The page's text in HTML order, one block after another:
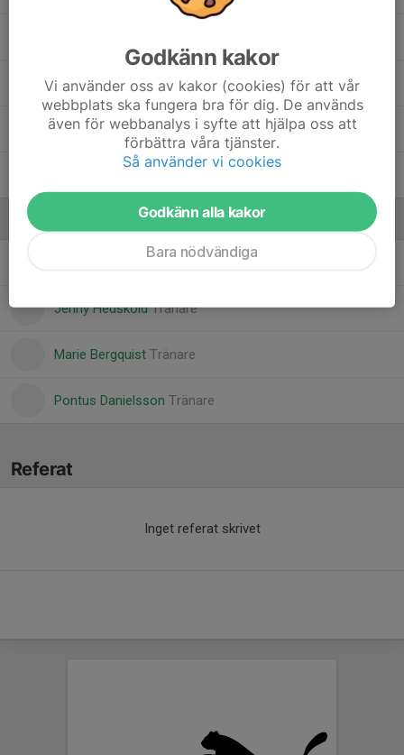
Noel Baranterjus
Tin Maasovi
Ledare
Anders BergquistTränare
Jenny HedsköldTränare
Marie Bergquist Tränare
Pontus Danielsson Tränare
Referat
Inget referat skrivet
Godkänn kakor
Vi använder oss av kakor (cookies) för att vår
webbplats ska fungera bra för dig. De används
även för webbanalys i syfte att hjälpa oss att
förbättra våra tjänster.
Så använder vi cookies
Godkänn alla kakor
Bara nödvändiga